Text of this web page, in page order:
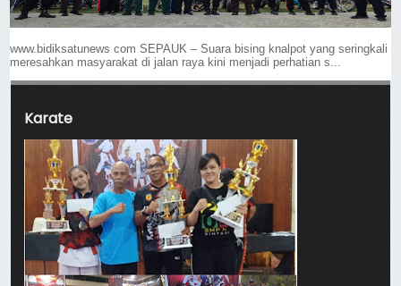
www.bidiksatunews com SEPAUK – Suara bising knalpot yang seringkali
meresahkan masyarakat di jalan raya kini menjadi perhatian s...
Karate